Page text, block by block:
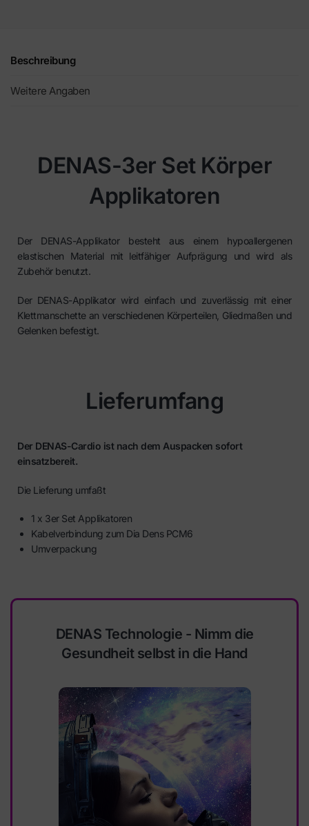
Beschreibung
Weitere Angaben
DENAS-3er Set Körper
Applikatoren
Der DENAS-Applikator besteht aus einem hypoallergenen
elastischen Material mit leitfähiger Aufprägung und wird als
Zubehör benutzt.
Der DENAS-Applikator wird einfach und zuverlässig mit einer
Klettmanschette an verschiedenen Körperteilen, Gliedmaßen und
Gelenken befestigt.
Lieferumfang
Der DENAS-Cardio ist nach dem Auspacken sofort
einsatzbereit.
Die Lieferung umfaßt
1 x 3er Set Applikatoren
Kabelverbindung zum Dia Dens PCM6
Umverpackung
DENAS Technologie - Nimm die
Gesundheit selbst in die Hand